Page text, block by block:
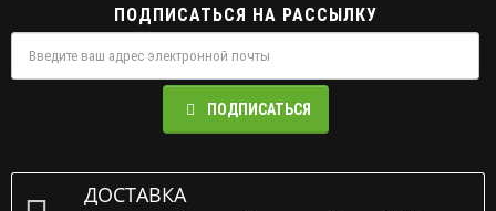
ПОДПИСАТЬСЯ НА РАССЫЛКУ
ПОДПИСАТЬСЯ
ДОСТАВКА